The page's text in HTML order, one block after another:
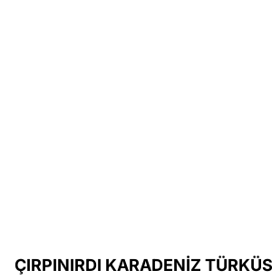
ÇIRPINIRDI KARADENİZ